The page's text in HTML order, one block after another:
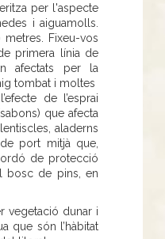
per l'aspecte
i aiguamolls.
Fixeu-vos
primera línia de
afectats per la
tombat i moltes
de l’esprai
que afecta
aladerns
port mitjà que,
de protecció
bosc de pins, en
vegetació dunar i
que són l’hàbitat